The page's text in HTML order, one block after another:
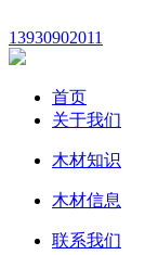
13930902011
首页
关于我们
木材知识
木材信息
联系我们